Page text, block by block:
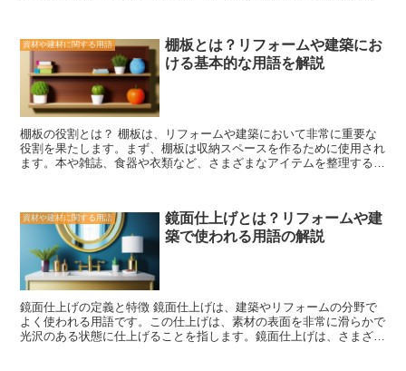
性、デザインの自由度、メンテナンスの簡単さなど、多くの利点を持
っています。そのため、建築や家具の分野で広く使用されており、
人々の生活を豊かにする一助となっています。
キスパンドメタルは通気性に優れています。その特殊な加工により、
メッシュ状の構造が生まれます。この構造によって、空気や光が自由
に通過することができます。これは、建物内部の換気や自然光の取り
込みに非常に効果的です。 さらに、エキスパンドメタルは耐久性に
も優れています。金属のシートが加工されているため、耐候性や耐腐
食性があります。これにより、長期間にわたって美しい外観を保つこ
とができます。 また、エキスパンドメタルはデザインの自由度が高
いという特徴もあります。そのメッシュ状の構造は、様々な形状やパ
ターンに加工することができます。これにより、建物の外観や内装に
ため、リフォームや建築において非常に有用な素材と言えます。その
デザインの自由度も魅力的であり、建物の外観や内装に個性を加える
ことができます。
資材や建材に関する用語
棚板とは？リフォームや建築にお
ける基本的な用語を解説
棚板の役割とは？ 棚板は、リフォームや建築において非常に重要な
役割を果たします。まず、棚板は収納スペースを作るために使用され
ます。本や雑誌、食器や衣類など、さまざまなアイテムを整理するた
を補強する役割も果たします。特に、大きな荷重を支える必要がある
場合には、頑丈な棚板が必要です。例えば、本棚やキッチンの棚など
は、重い本や食器を収納するためにしっかりとした棚板が必要です。
また、棚板は壁の補強材としても使用されることがあります。壁に取
り付けられた棚板は、壁の強度を高めるだけでなく、ディスプレイス
ペースとしても活用することができます。 さらに、棚板は空間の有
効活用にも役立ちます。例えば、狭いスペースを最大限に活用するた
めに、壁に取り付けられた棚板を使用することがあります。これによ
り、床やテーブルのスペースを確保することができます。また、棚板
資材や建材に関する用語
鏡面仕上げとは？リフォームや建
築で使われる用語の解説
鏡面仕上げの定義と特徴 鏡面仕上げは、建築やリフォームの分野で
よく使われる用語です。この仕上げは、素材の表面を非常に滑らかで
光沢のある状態に仕上げることを指します。鏡面仕上げは、さまざま